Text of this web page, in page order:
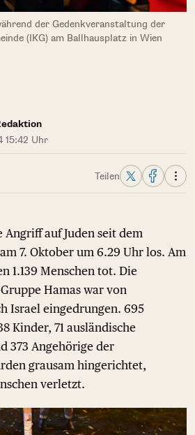
der Gedenkveranstaltung der
(IKG) am Ballhausplatz in Wien
15:42 Uhr
Teilen
auf Juden seit dem
7. Oktober um 6.29 Uhr los. Am
1.139 Menschen tot. Die
Hamas war von
Israel eingedrungen. 695
Kinder, 71 ausländische
373 Angehörige der
grausam hingerichtet,
verletzt.